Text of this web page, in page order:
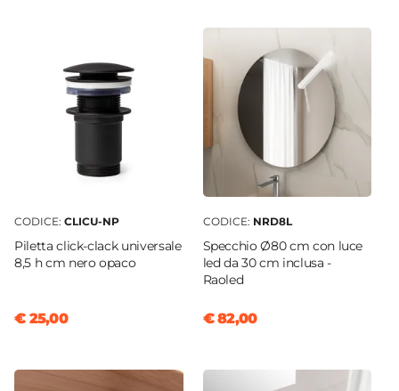
Struttura
Ante
Legno nobilitato
Frontale
Sistema Di Apertura
Maniglia
Colore Maniglie E Pomelli
Materiale Maniglie E Pomelli
CODICE: CLICU-NP
Piletta click-clack universale
8,5 h cm nero opaco
€ 25,00
CODICE: NRD8L
Specchio Ø80 cm con luce
led da 30 cm inclusa -
Raoled
€ 82,00